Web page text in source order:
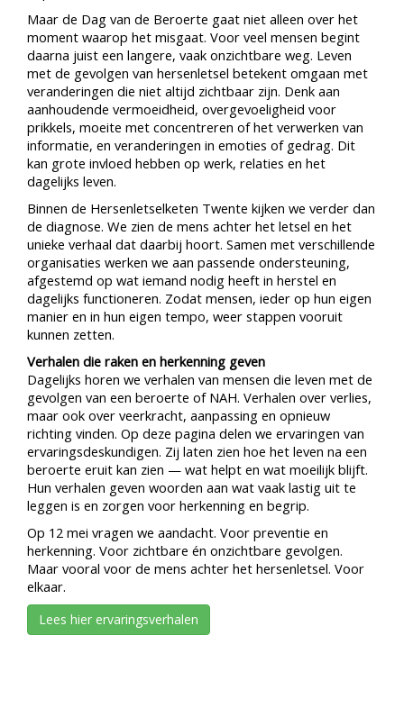
Maar de Dag van de Beroerte gaat niet alleen over het
moment waarop het misgaat. Voor veel mensen begint
daarna juist een langere, vaak onzichtbare weg. Leven
met de gevolgen van hersenletsel betekent omgaan met
veranderingen die niet altijd zichtbaar zijn. Denk aan
aanhoudende vermoeidheid, overgevoeligheid voor
prikkels, moeite met concentreren of het verwerken van
informatie, en veranderingen in emoties of gedrag. Dit
kan grote invloed hebben op werk, relaties en het
dagelijks leven.
Binnen de Hersenletselketen Twente kijken we verder dan
de diagnose. We zien de mens achter het letsel en het
unieke verhaal dat daarbij hoort. Samen met verschillende
organisaties werken we aan passende ondersteuning,
afgestemd op wat iemand nodig heeft in herstel en
dagelijks functioneren. Zodat mensen, ieder op hun eigen
manier en in hun eigen tempo, weer stappen vooruit
kunnen zetten.
Verhalen die raken en herkenning geven
Dagelijks horen we verhalen van mensen die leven met de
gevolgen van een beroerte of NAH. Verhalen over verlies,
maar ook over veerkracht, aanpassing en opnieuw
richting vinden. Op deze pagina delen we ervaringen van
ervaringsdeskundigen. Zij laten zien hoe het leven na een
beroerte eruit kan zien — wat helpt en wat moeilijk blijft.
Hun verhalen geven woorden aan wat vaak lastig uit te
leggen is en zorgen voor herkenning en begrip.
Op 12 mei vragen we aandacht. Voor preventie en
herkenning. Voor zichtbare én onzichtbare gevolgen.
Maar vooral voor de mens achter het hersenletsel. Voor
elkaar.
Lees hier ervaringsverhalen